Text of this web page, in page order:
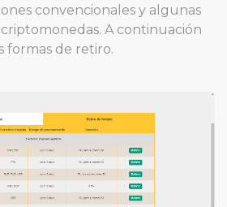
convencionales y algunas
A continuación
formas de retiro.